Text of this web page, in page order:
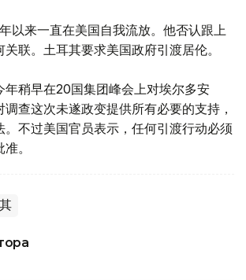
以来一直在美国自我流放。他否认跟上
联。土耳其要求美国政府引渡居伦。
年稍早在20国集团峰会上对埃尔多安
查这次未遂政变提供所有必要的支持，
。不过美国官员表示，任何引渡行动必须
。